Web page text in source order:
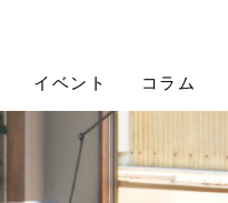
イベント コラム